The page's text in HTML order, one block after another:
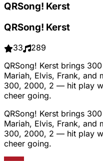
QRSong! Kerst
QRSong! Kerst
33
289
QRSong! Kerst brings
Mariah, Elvis, Frank, and
300, 2000, 2 — hit play
cheer going.
QRSong! Kerst brings
Mariah, Elvis, Frank, and
300, 2000, 2 — hit play
cheer going.